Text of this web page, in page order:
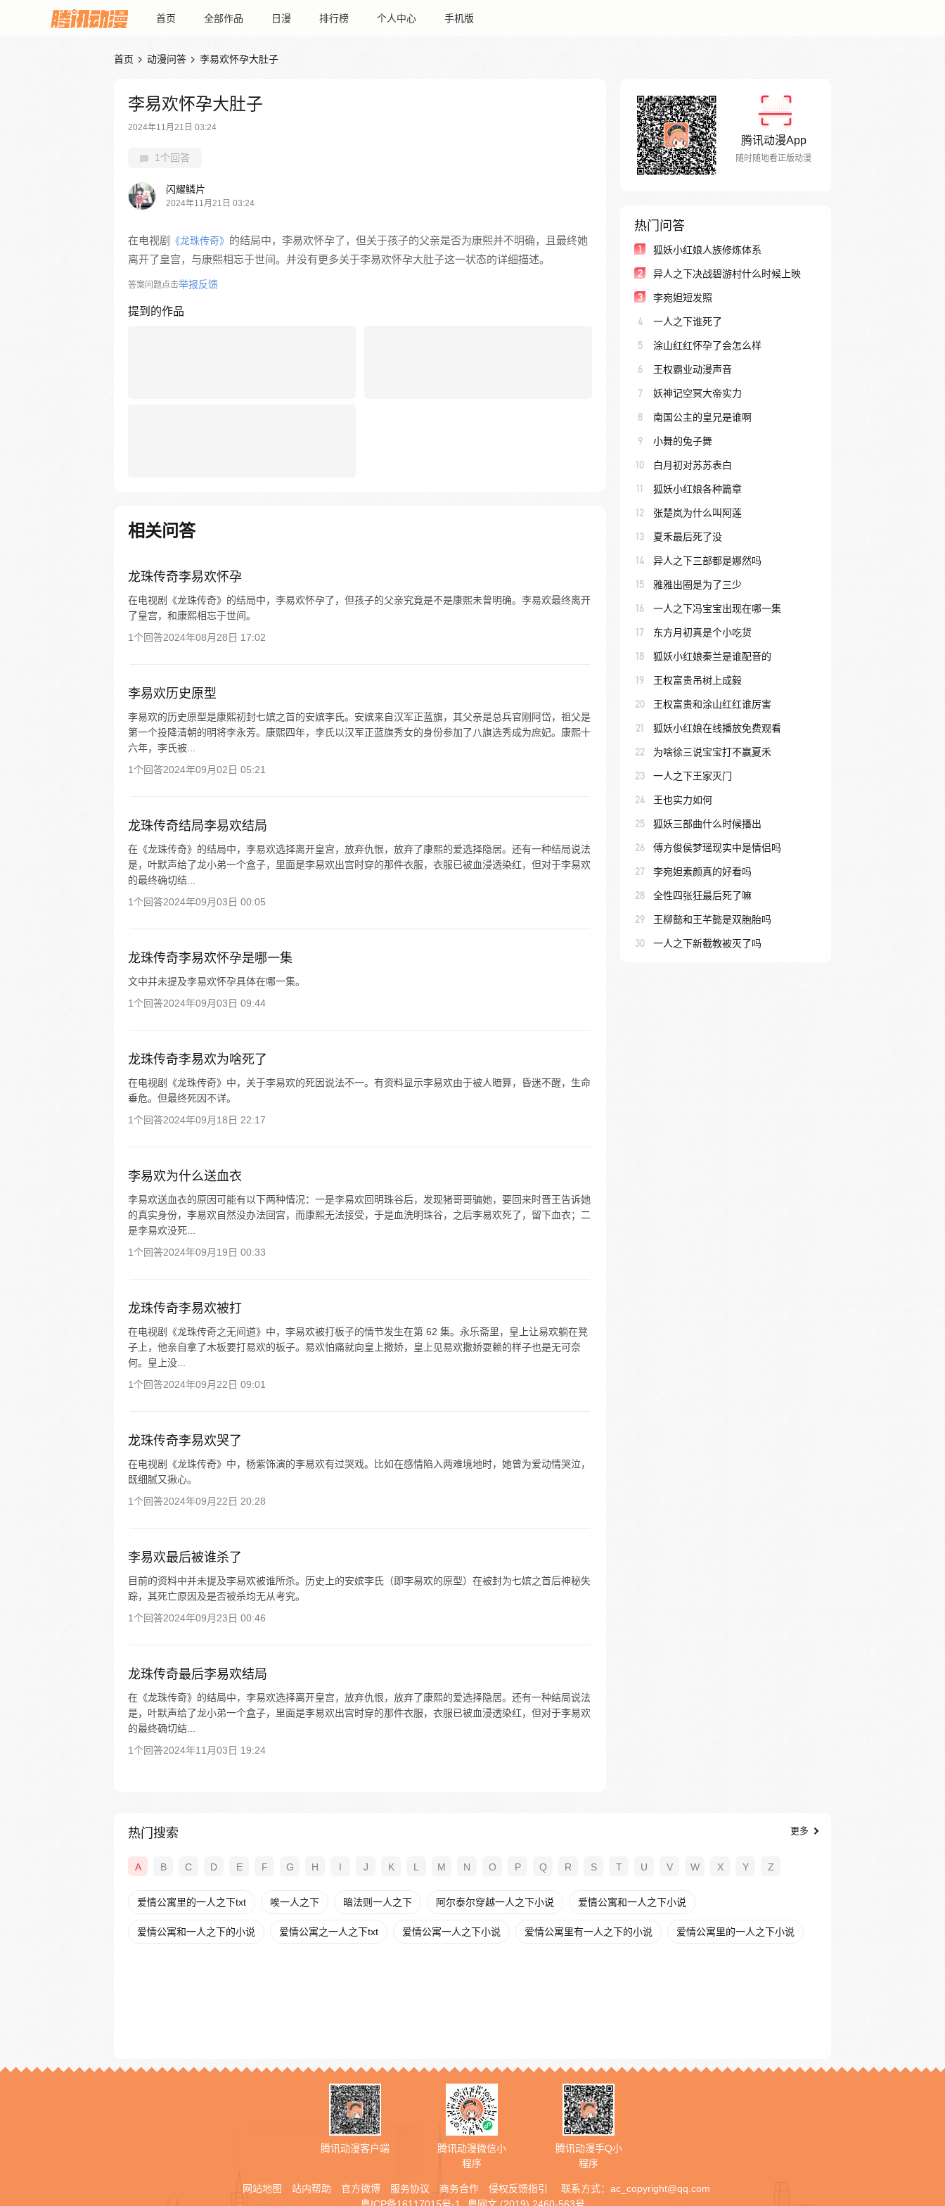
首页 全部作品 日漫 排行榜 个人中心 手机版
首页  动漫问答  李易欢怀孕大肚子
李易欢怀孕大肚子
2024年11月21日 03:24
1个回答
闪耀鳞片
2024年11月21日 03:24
在电视剧 《龙珠传奇》 的结局中，李易欢怀孕了，但关于孩子的父亲是否为康熙并不明确，且最终她
离开了皇宫，与康熙相忘于世间。并没有更多关于李易欢怀孕大肚子这一状态的详细描述。
答案问题点击举报反馈
提到的作品
相关问答
龙珠传奇李易欢怀孕
在电视剧《龙珠传奇》的结局中，李易欢怀孕了，但孩子的父亲究竟是不是康熙未曾明确。李易欢最终离开
了皇宫，和康熙相忘于世间。
1个回答2024年08月28日 17:02
李易欢历史原型
李易欢的历史原型是康熙初封七嫔之首的安嫔李氏。安嫔来自汉军正蓝旗，其父亲是总兵官刚阿岱，祖父是
第一个投降清朝的明将李永芳。康熙四年，李氏以汉军正蓝旗秀女的身份参加了八旗选秀成为庶妃。康熙十
六年，李氏被...
1个回答2024年09月02日 05:21
龙珠传奇结局李易欢结局
在《龙珠传奇》的结局中，李易欢选择离开皇宫，放弃仇恨，放弃了康熙的爱选择隐居。还有一种结局说法
是，叶默声给了龙小弟一个盒子，里面是李易欢出宫时穿的那件衣服，衣服已被血浸透染红，但对于李易欢
的最终确切结...
1个回答2024年09月03日 00:05
龙珠传奇李易欢怀孕是哪一集
文中并未提及李易欢怀孕具体在哪一集。
1个回答2024年09月03日 09:44
龙珠传奇李易欢为啥死了
在电视剧《龙珠传奇》中，关于李易欢的死因说法不一。有资料显示李易欢由于被人暗算，昏迷不醒，生命
垂危。但最终死因不详。
1个回答2024年09月18日 22:17
李易欢为什么送血衣
李易欢送血衣的原因可能有以下两种情况：一是李易欢回明珠谷后，发现猪哥哥骗她，要回来时晋王告诉她
的真实身份，李易欢自然没办法回宫，而康熙无法接受，于是血洗明珠谷，之后李易欢死了，留下血衣；二
是李易欢没死...
1个回答2024年09月19日 00:33
龙珠传奇李易欢被打
在电视剧《龙珠传奇之无间道》中，李易欢被打板子的情节发生在第 62 集。永乐斋里，皇上让易欢躺在凳
子上，他亲自拿了木板要打易欢的板子。易欢怕痛就向皇上撒娇，皇上见易欢撒娇耍赖的样子也是无可奈
何。皇上没...
1个回答2024年09月22日 09:01
龙珠传奇李易欢哭了
在电视剧《龙珠传奇》中，杨紫饰演的李易欢有过哭戏。比如在感情陷入两难境地时，她曾为爱动情哭泣，
既细腻又揪心。
1个回答2024年09月22日 20:28
李易欢最后被谁杀了
目前的资料中并未提及李易欢被谁所杀。历史上的安嫔李氏（即李易欢的原型）在被封为七嫔之首后神秘失
踪，其死亡原因及是否被杀均无从考究。
1个回答2024年09月23日 00:46
龙珠传奇最后李易欢结局
在《龙珠传奇》的结局中，李易欢选择离开皇宫，放弃仇恨，放弃了康熙的爱选择隐居。还有一种结局说法
是，叶默声给了龙小弟一个盒子，里面是李易欢出宫时穿的那件衣服，衣服已被血浸透染红，但对于李易欢
的最终确切结...
1个回答2024年11月03日 19:24
腾讯动漫App
随时随地看正版动漫
热门问答
1 狐妖小红娘人族修炼体系
2 异人之下决战碧游村什么时候上映
3 李宛妲短发照
4 一人之下谁死了
5 涂山红红怀孕了会怎么样
6 王权霸业动漫声音
7 妖神记空冥大帝实力
8 南国公主的皇兄是谁啊
9 小舞的兔子舞
10 白月初对苏苏表白
11 狐妖小红娘各种篇章
12 张楚岚为什么叫阿莲
13 夏禾最后死了没
14 异人之下三部都是娜然吗
15 雅雅出圈是为了三少
16 一人之下冯宝宝出现在哪一集
17 东方月初真是个小吃货
18 狐妖小红娘秦兰是谁配音的
19 王权富贵吊树上成毅
20 王权富贵和涂山红红谁厉害
21 狐妖小红娘在线播放免费观看
22 为啥徐三说宝宝打不赢夏禾
23 一人之下王家灭门
24 王也实力如何
25 狐妖三部曲什么时候播出
26 傅方俊侯梦瑶现实中是情侣吗
27 李宛妲素颜真的好看吗
28 全性四张狂最后死了嘛
29 王柳懿和王芊懿是双胞胎吗
30 一人之下新截教被灭了吗
热门搜索 更多
A B C D E F G H I J K L M N O P Q R S T U V W X Y Z
爱情公寓里的一人之下txt 唉一人之下 暗法则一人之下 阿尔泰尔穿越一人之下小说 爱情公寓和一人之下小说
爱情公寓和一人之下的小说 爱情公寓之一人之下txt 爱情公寓一人之下小说 爱情公寓里有一人之下的小说 爱情公寓里的一人之下小说
腾讯动漫客户端
腾讯动漫微信小
程序
腾讯动漫手Q小
程序
网站地图 站内帮助 官方微博 服务协议 商务合作 侵权反馈指引 联系方式： ac_copyright@qq.com